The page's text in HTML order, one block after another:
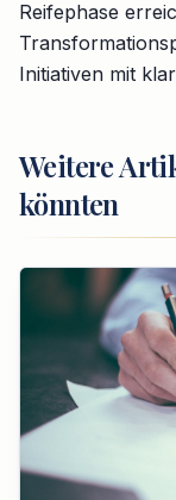
Reifephase
Initiativen mit
Weitere
könnten